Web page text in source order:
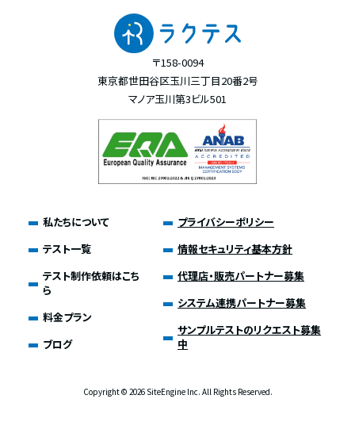
〒158-0094
東京都世田谷区玉川三丁目20番2号
マノア玉川第3ビル501
私たちについて
テスト一覧
テスト制作依頼はこち
ら
料金プラン
ブログ
プライバシーポリシー
情報セキュリティ基本方針
代理店・販売パートナー募集
システム連携パートナー募集
サンプルテストのリクエスト募集
中
Copyright © 2026 SiteEngine Inc. All Rights Reserved.